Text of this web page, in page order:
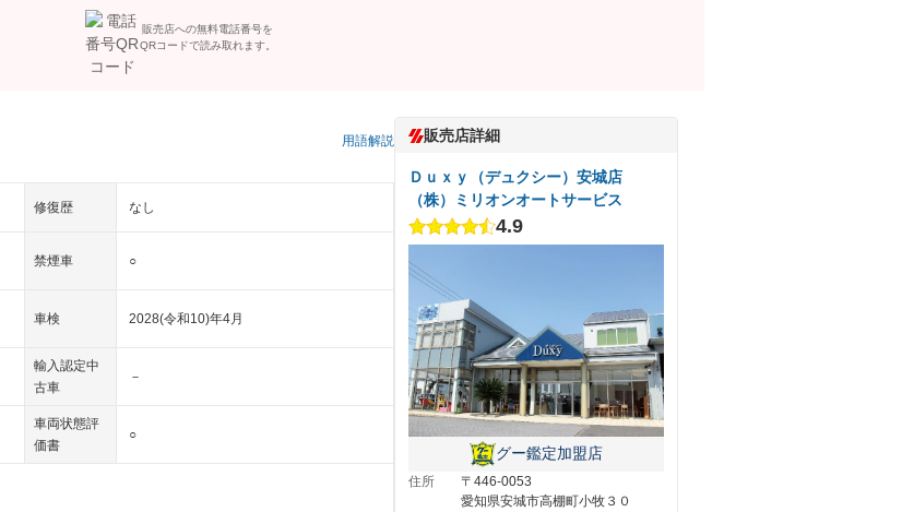
販売店への無料電話番号を
QRコードで読み取れます。
用語解説
修復歴 なし
禁煙車 ○
車検 2028(令和10)年4月
輸入認定中
古車
－
車両状態評
価書
○
販売店詳細
Ｄｕｘｙ（デュクシー）安城店
（株）ミリオンオートサービス
4.9
グー鑑定加盟店
住所
〒446-0053
愛知県安城市高棚町小牧３０